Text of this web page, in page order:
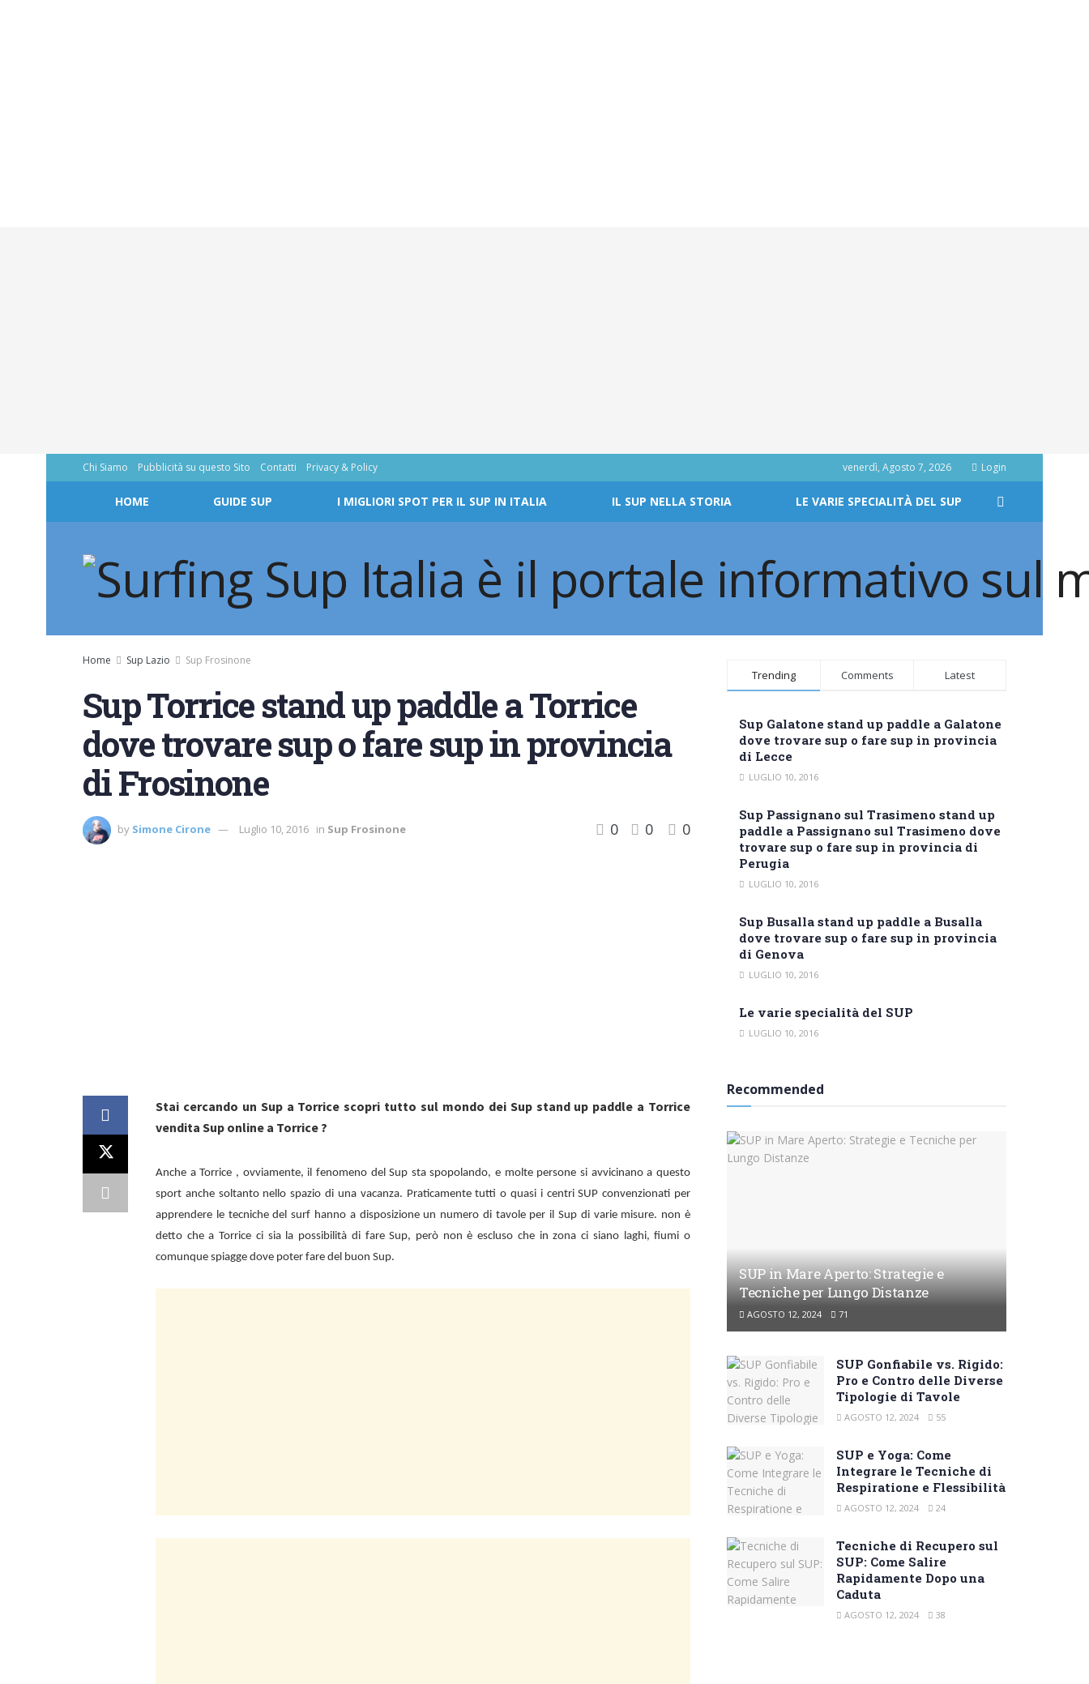
Chi Siamo Pubblicità su questo Sito Contatti Privacy & Policy venerdì, Agosto 7, 2026 Login
HOME GUIDE SUP I MIGLIORI SPOT PER IL SUP IN ITALIA IL SUP NELLA STORIA LE VARIE SPECIALITÀ DEL SUP
Home Sup Lazio Sup Frosinone
Sup Torrice stand up paddle a Torrice
dove trovare sup o fare sup in provincia
di Frosinone
by Simone Cirone Luglio 10, 2016 in Sup Frosinone 0 0 0
Stai cercando un Sup a Torrice scopri tutto sul mondo dei Sup stand up paddle a Torrice
vendita Sup online a Torrice ?
Anche aTorrice , ovviamente, il fenomeno del Sup sta spopolando, e molte persone si avvicinano a questo
sport anche soltanto nello spazio di una vacanza. Praticamente tutti o quasi i centri SUP convenzionati per
apprendere le tecniche del surf hanno a disposizione un numero di tavole per il Sup di varie misure. non è
detto che aTorrice ci sia la possibilità di fare Sup, però non è escluso che in zona ci siano laghi, fiumi o
comunque spiagge dove poter fare del buon Sup.
Trending Comments Latest
Sup Galatone stand up paddle a Galatone
dove trovare sup o fare sup in provincia
di Lecce
LUGLIO 10, 2016
Sup Passignano sul Trasimeno stand up
paddle a Passignano sul Trasimeno dove
trovare sup o fare sup in provincia di
Perugia
LUGLIO 10, 2016
Sup Busalla stand up paddle a Busalla
dove trovare sup o fare sup in provincia
di Genova
LUGLIO 10, 2016
Le varie specialità del SUP
LUGLIO 10, 2016
Recommended
SUP in Mare Aperto: Strategie e
Tecniche per Lungo Distanze
AGOSTO 12, 2024 71
SUP Gonfiabile vs. Rigido:
Pro e Contro delle Diverse
Tipologie di Tavole
AGOSTO 12, 2024 55
SUP e Yoga: Come
Integrare le Tecniche di
Respiratione e Flessibilità
AGOSTO 12, 2024 24
Tecniche di Recupero sul
SUP: Come Salire
Rapidamente Dopo una
Caduta
AGOSTO 12, 2024 38